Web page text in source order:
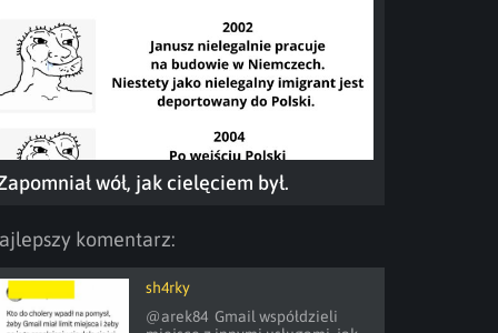
wół, jak cielęciem był.
komentarz:
sh4rky
@arek84  Gmail współdzieli